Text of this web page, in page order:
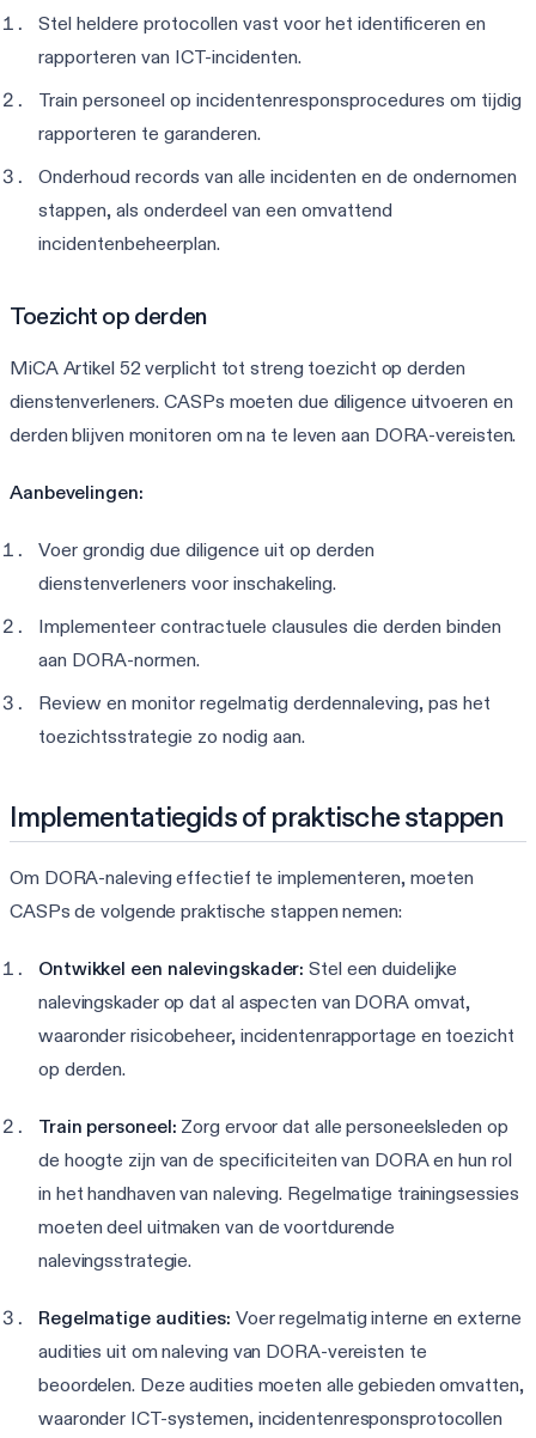
Stel heldere protocollen vast voor het identificeren en
rapporteren van ICT-incidenten.
Train personeel op incidentenresponsprocedures om tijdig
rapporteren te garanderen.
Onderhoud records van alle incidenten en de ondernomen
stappen, als onderdeel van een omvattend
incidentenbeheerplan.
Toezicht op derden
MiCA Artikel 52 verplicht tot streng toezicht op derden
dienstenverleners. CASPs moeten due diligence uitvoeren en
derden blijven monitoren om na te leven aan DORA-vereisten.
Aanbevelingen:
Voer grondig due diligence uit op derden
dienstenverleners voor inschakeling.
Implementeer contractuele clausules die derden binden
aan DORA-normen.
Review en monitor regelmatig derdennaleving, pas het
toezichtsstrategie zo nodig aan.
Implementatiegids of praktische stappen
Om DORA-naleving effectief te implementeren, moeten
CASPs de volgende praktische stappen nemen:
Ontwikkel een nalevingskader: Stel een duidelijke
nalevingskader op dat al aspecten van DORA omvat,
waaronder risicobeheer, incidentenrapportage en toezicht
op derden.
Train personeel: Zorg ervoor dat alle personeelsleden op
de hoogte zijn van de specificiteiten van DORA en hun rol
in het handhaven van naleving. Regelmatige trainingsessies
moeten deel uitmaken van de voortdurende
nalevingsstrategie.
Regelmatige audities: Voer regelmatig interne en externe
audities uit om naleving van DORA-vereisten te
beoordelen. Deze audities moeten alle gebieden omvatten,
waaronder ICT-systemen, incidentenresponsprotocollen